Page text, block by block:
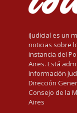
iJudicial es un
noticias sobre
instancia del
Aires. Está
Información
Dirección
Consejo de la
Aires